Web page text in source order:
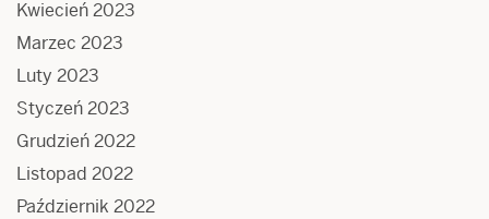
Kwiecień 2023
Marzec 2023
Luty 2023
Styczeń 2023
Grudzień 2022
Listopad 2022
Październik 2022